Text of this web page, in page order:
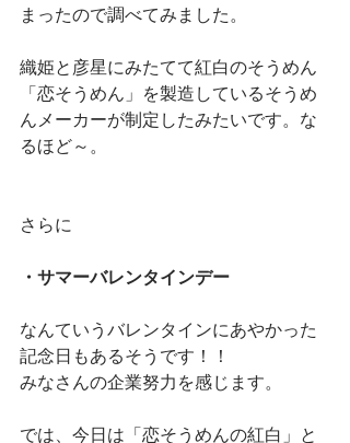
まったので調べてみました。
織姫と彦星にみたてて紅白のそうめん
「恋そうめん」を製造しているそうめ
んメーカーが制定したみたいです。な
るほど～。
さらに
・サマーバレンタインデー
なんていうバレンタインにあやかった
記念日もあるそうです！！
みなさんの企業努力を感じます。
では、今日は「恋そうめんの紅白」と